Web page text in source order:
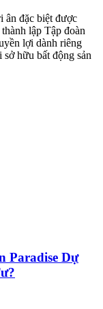
ân đặc biệt được
lập Tập đoàn
lợi dành riêng
hữu bất động sản
Paradise Dự